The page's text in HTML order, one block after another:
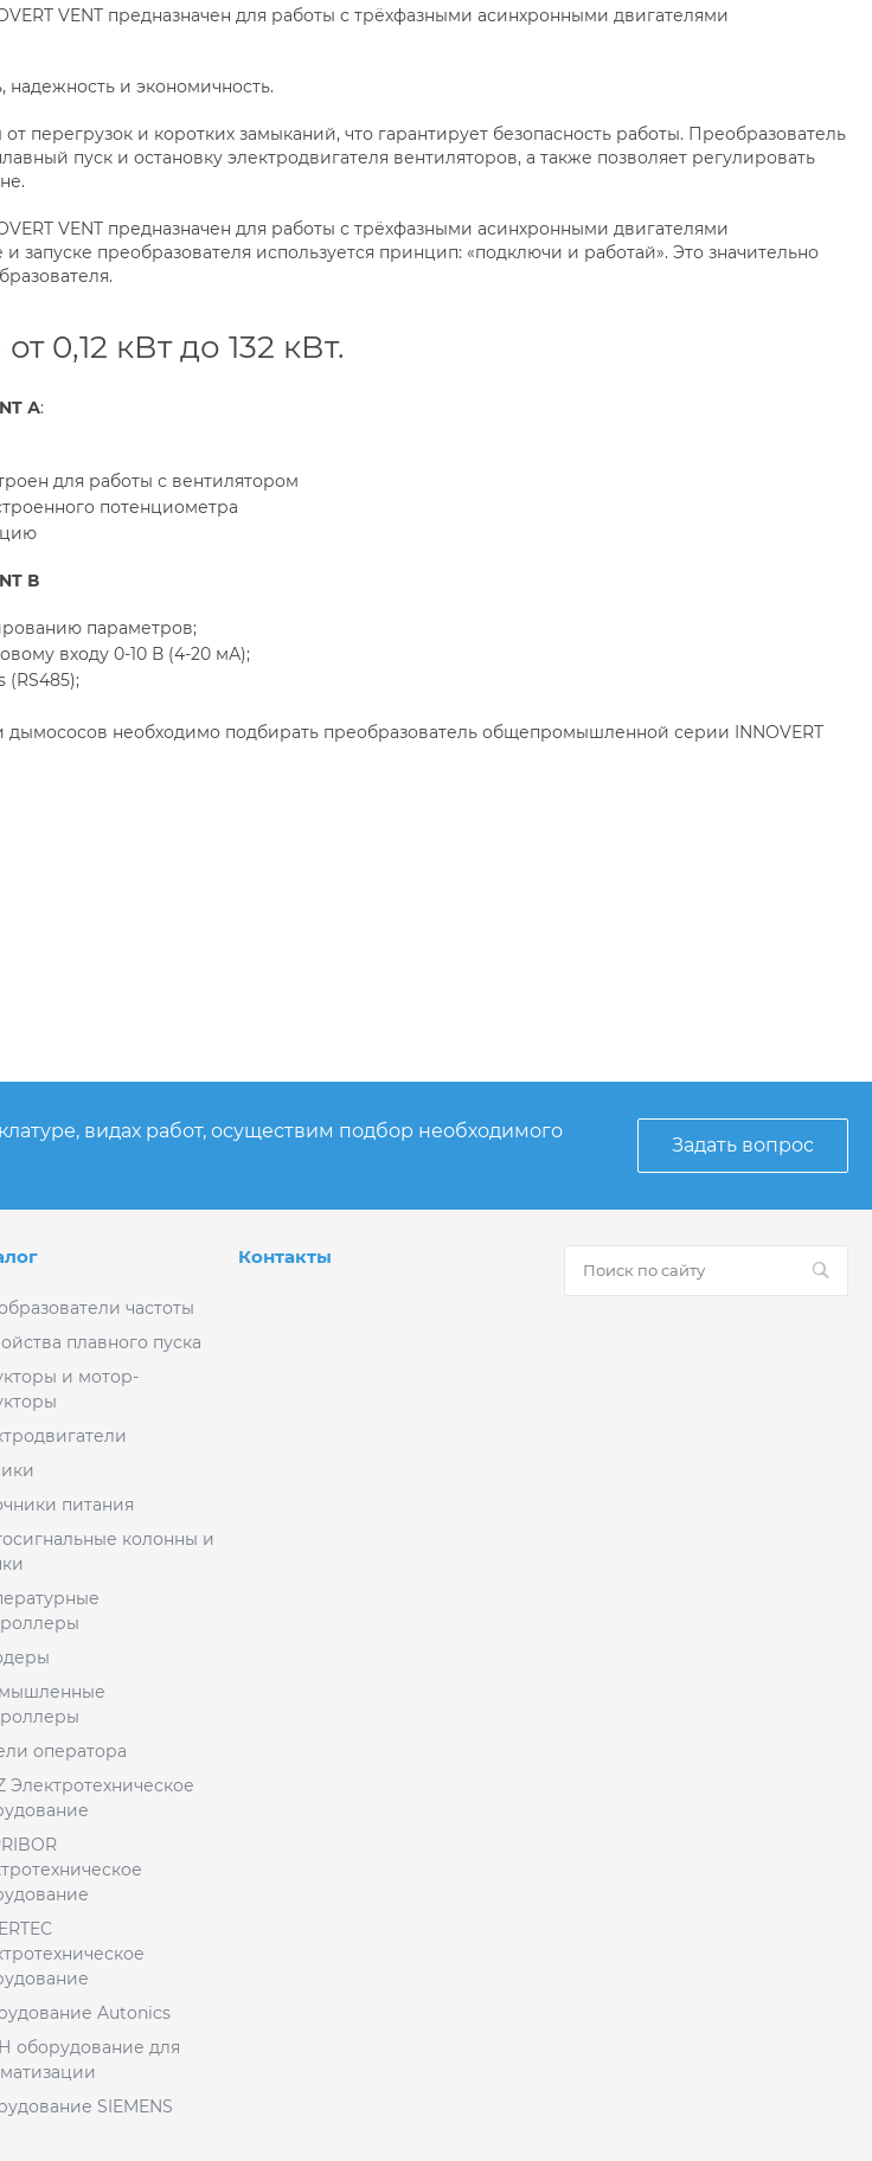
VENT предназначен для работы с трёхфазными асинхронными двигателями
и экономичность.
перегрузок и коротких замыканий, что гарантирует безопасность работы. Преобразователь
пуск и остановку электродвигателя вентиляторов, а также позволяет регулировать
VENT предназначен для работы с трёхфазными асинхронными двигателями
запуске преобразователя используется принцип: «подключи и работай». Это значительно
0,12 кВт до 132 кВт.
А:
для работы с вентилятором
потенциометра
В
параметров;
входу 0-10 В (4-20 мА);
(RS485);
дымососов необходимо подбирать преобразователь общепромышленной серии INNOVERT
видах работ, осуществим подбор необходимого
Задать вопрос
частоты
плавного пуска
и мотор-
питания
колонны и
оператора
Электротехническое
Autonics
оборудование для
SIEMENS
Контакты